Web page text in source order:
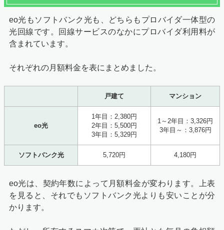
eo光もソフトバンク光も、どちらもプロバイダ一体型の
光回線です。回線サービスのなかにプロバイダ利用料が
含まれています。
それぞれの月額料金を表にまとめました。
戸建て マンション
eo光
1年目：2,380円
2年目：5,500円
3年目：5,329円
1～2年目：3,326円
3年目～：3,876円
ソフトバンク光 5,720円 4,180円
eo光は、契約年数によって月額料金が変わります。上表
を見ると、それでもソフトバンク光よりも安いことが分
かります。